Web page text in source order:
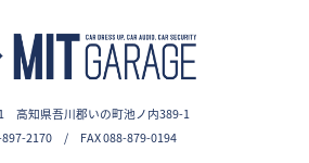
高知県吾川郡いの町池ノ内389-1
897-2170 / FAX 088-879-0194